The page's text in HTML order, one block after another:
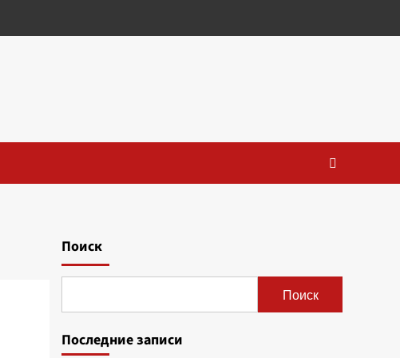
Поиск
Поиск
Последние записи